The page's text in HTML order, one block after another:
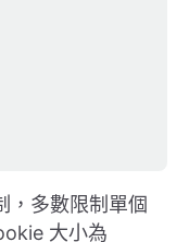
，多數限制單個
大小為